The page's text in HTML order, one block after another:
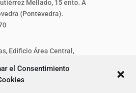
el Consentimiento
Mellado, 15 ento. A
(Pontevedra).
Edificio Área Central,
de Compostela (A Coruña).